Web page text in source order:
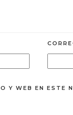
Y WEB EN ESTE